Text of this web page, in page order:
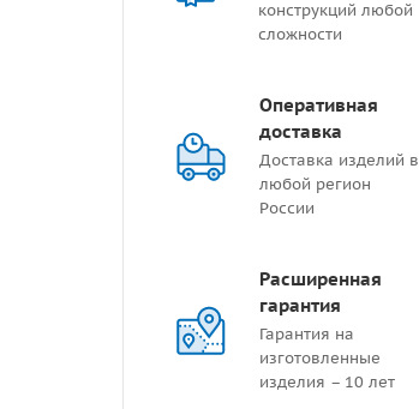
конструкций любой
сложности
Оперативная
доставка
Доставка изделий в
любой регион
России
Расширенная
гарантия
Гарантия на
изготовленные
изделия – 10 лет